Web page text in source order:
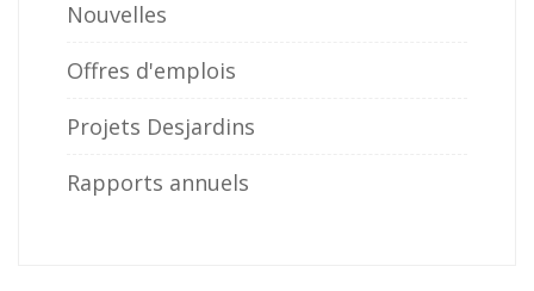
Nouvelles
Offres d'emplois
Projets Desjardins
Rapports annuels